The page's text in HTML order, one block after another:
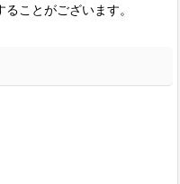
ことがございます。